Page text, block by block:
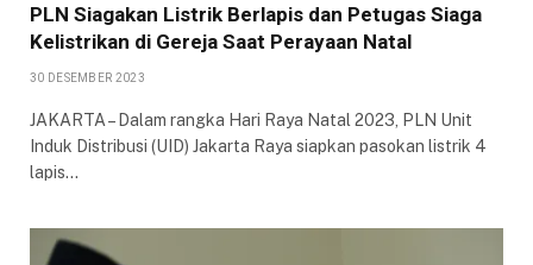
PLN Siagakan Listrik Berlapis dan Petugas Siaga
Kelistrikan di Gereja Saat Perayaan Natal
30 DESEMBER 2023
JAKARTA – Dalam rangka Hari Raya Natal 2023, PLN Unit
Induk Distribusi (UID) Jakarta Raya siapkan pasokan listrik 4
lapis…